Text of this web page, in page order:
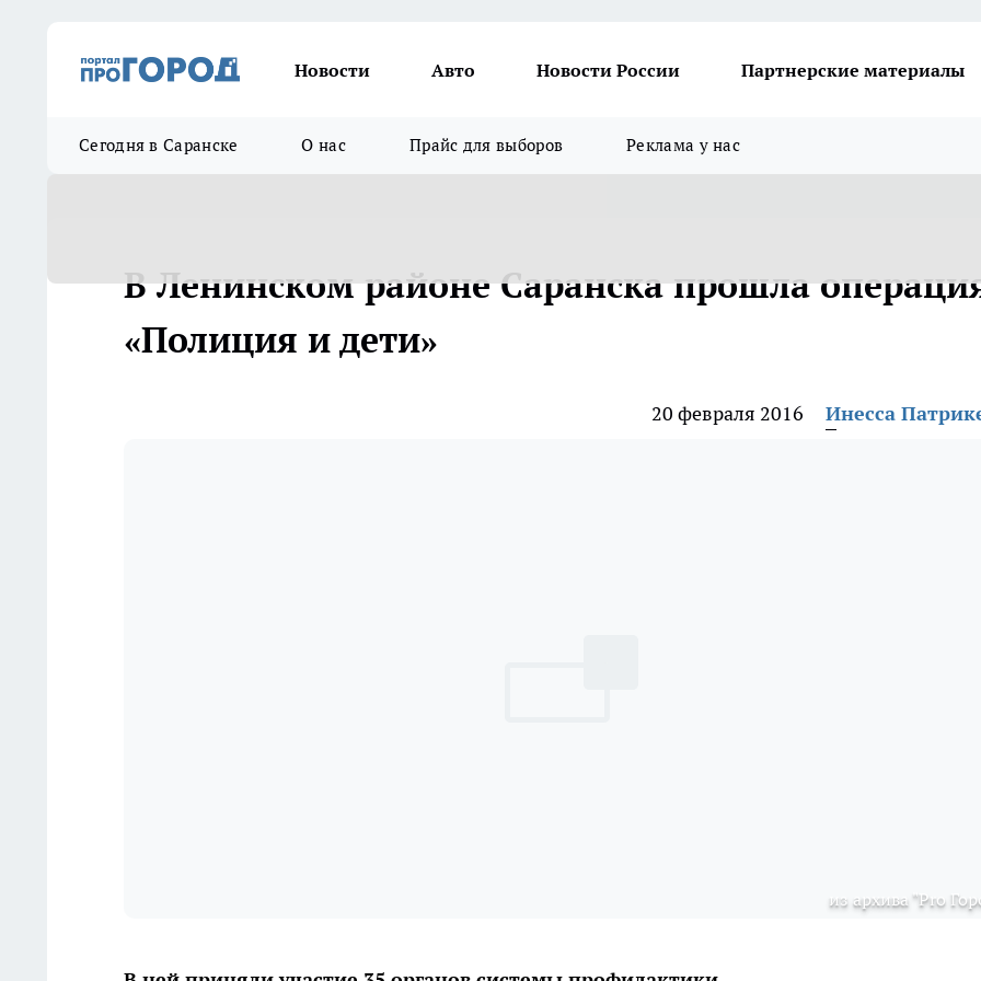
Новости Авто Новости России Партнерские материалы
Сегодня в Саранске О нас Прайс для выборов Реклама у нас
В Ленинском районе Саранска прошла
«Полиция и дети»
20 февраля 2016 Инесса
из архива "Pro